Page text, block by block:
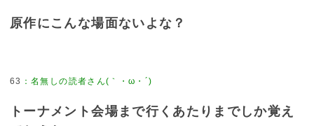
原作にこんな場面ないよな？
63
トーナメント会場まで行くあたりまでしか覚え